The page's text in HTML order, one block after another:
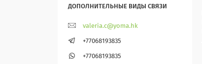
valeria.c@yoma.hk
+77068193835
+77068193835